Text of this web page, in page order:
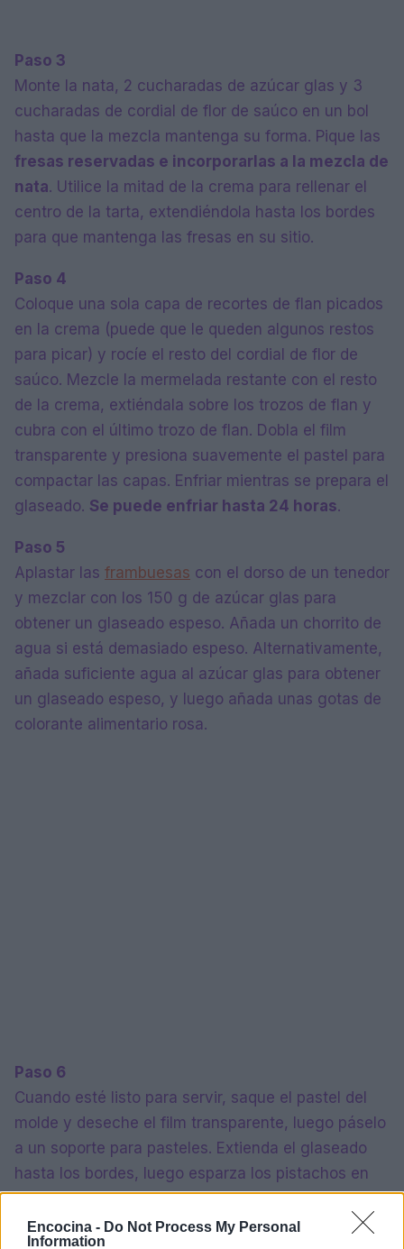
Encocina - Do Not Process My Personal
Information
Paso 3
Monte la nata, 2 cucharadas de azúcar glas y 3
cucharadas de cordial de flor de saúco en un bol
hasta que la mezcla mantenga su forma. Pique las
fresas reservadas e incorporarlas a la mezcla de
nata. Utilice la mitad de la crema para rellenar el
centro de la tarta, extendiéndola hasta los bordes
para que mantenga las fresas en su sitio.
Paso 4
Coloque una sola capa de recortes de flan picados
en la crema (puede que le queden algunos restos
para picar) y rocíe el resto del cordial de flor de
saúco. Mezcle la mermelada restante con el resto
de la crema, extiéndala sobre los trozos de flan y
cubra con el último trozo de flan. Dobla el film
transparente y presiona suavemente el pastel para
compactar las capas. Enfriar mientras se prepara el
glaseado. Se puede enfriar hasta 24 horas.
Paso 5
Aplastar las frambuesas con el dorso de un tenedor
y mezclar con los 150 g de azúcar glas para
obtener un glaseado espeso. Añada un chorrito de
agua si está demasiado espeso. Alternativamente,
añada suficiente agua al azúcar glas para obtener
un glaseado espeso, y luego añada unas gotas de
colorante alimentario rosa.
Paso 6
Cuando esté listo para servir, saque el pastel del
molde y deseche el film transparente, luego páselo
a un soporte para pasteles. Extienda el glaseado
hasta los bordes, luego esparza los pistachos en
un anillo alrededor de la parte superior, si los utiliza,
y sirva con un poco de coulis de fresa o crema al